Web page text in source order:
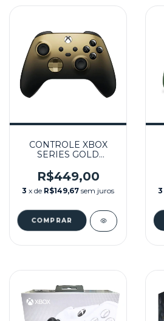
CONTROLE XBOX
SERIES GOLD
ESPECIAL
SEMINOVO - SERIES
X,S, ONE
R$449,00
3 x de R$149,67 sem juros 3